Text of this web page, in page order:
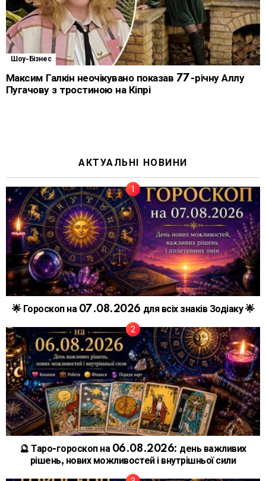
Шоу-Бізнес
Максим Галкін неочікувано показав 77-річну Аллу
Пугачову з тростиною на Кіпрі
АКТУАЛЬНІ НОВИНИ
🌟 Гороскоп на 07.08.2026 для всіх знаків Зодіаку 🌟
🔮 Таро-гороскоп на 06.08.2026: день важливих
рішень, нових можливостей і внутрішньої сили